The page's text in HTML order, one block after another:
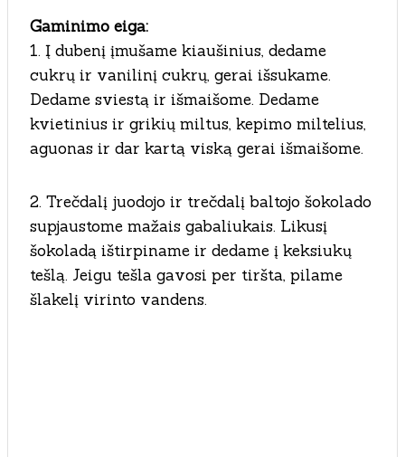
Gaminimo eiga:
1. Į dubenį įmušame kiaušinius, dedame
cukrų ir vanilinį cukrų, gerai išsukame.
Dedame sviestą ir išmaišome. Dedame
kvietinius ir grikių miltus, kepimo miltelius,
aguonas ir dar kartą viską gerai išmaišome.
2. Trečdalį juodojo ir trečdalį baltojo šokolado
supjaustome mažais gabaliukais. Likusį
šokoladą ištirpiname ir dedame į keksiukų
tešlą. Jeigu tešla gavosi per tiršta, pilame
šlakelį virinto vandens.